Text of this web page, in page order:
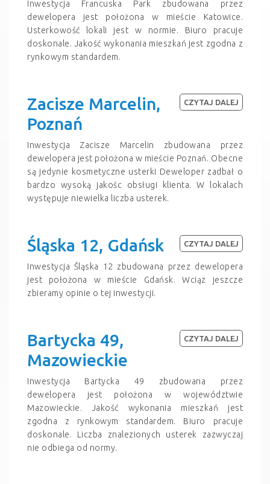
Inwestycja Francuska Park zbudowana przez
dewelopera jest położona w mieście Katowice.
Usterkowość lokali jest w normie. Biuro pracuje
doskonale. Jakość wykonania mieszkań jest zgodna z
rynkowym standardem.
Zacisze Marcelin,
Poznań
Inwestycja Zacisze Marcelin zbudowana przez
dewelopera jest położona w mieście Poznań. Obecne
są jedynie kosmetyczne usterki Deweloper zadbał o
bardzo wysoką jakośc obsługi klienta. W lokalach
występuje niewielka liczba usterek.
CZYTAJ DALEJ
Śląska 12, Gdańsk
Inwestycja Śląska 12 zbudowana przez dewelopera
jest położona w mieście Gdańsk. Wciąz jeszcze
zbieramy opinie o tej inwestycji.
CZYTAJ DALEJ
Bartycka 49,
Mazowieckie
Inwestycja Bartycka 49 zbudowana przez
dewelopera jest położona w województwie
Mazowieckie. Jakość wykonania mieszkań jest
zgodna z rynkowym standardem. Biuro pracuje
doskonale. Liczba znalezionych usterek zazwyczaj
nie odbiega od normy.
CZYTAJ DALEJ